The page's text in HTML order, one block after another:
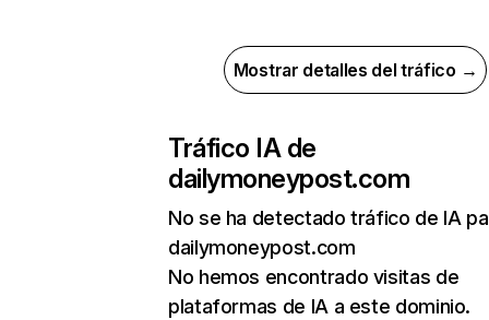
Mostrar detalles del tráfico →
Tráfico IA de
dailymoneypost.com
No se ha detectado tráfico de IA
dailymoneypost.com
No hemos encontrado visitas de
plataformas de IA a este dominio.